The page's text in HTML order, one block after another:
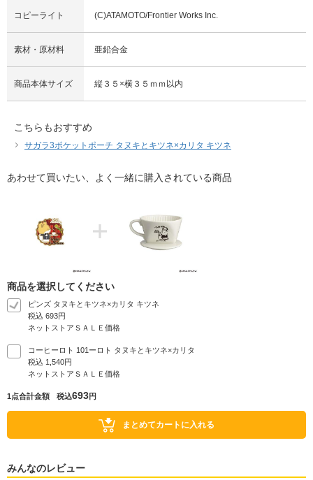
コピーライト (C)ATAMOTO/Frontier Works Inc.
素材・原材料 亜鉛合金
商品本体サイズ 縦３５×横３５ｍｍ以内
こちらもおすすめ
サガラ3ポケットポーチ タヌキとキツネ×カリタ キツネ
あわせて買いたい、よく一緒に購入されている商品
商品を選択してください
ピンズ タヌキとキツネ×カリタ キツネ
税込 693円
ネットストアＳＡＬＥ価格
コーヒーロト 101ーロト タヌキとキツネ×カリタ
税込 1,540円
ネットストアＳＡＬＥ価格
1点合計金額 税込693円
まとめてカートに入れる
みんなのレビュー